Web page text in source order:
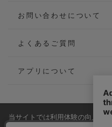
お問い合わせについて
よくあるご質問
アプリについて
当サイトでは利用体験の向上お